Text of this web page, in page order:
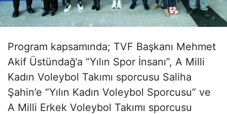
Program kapsamında; TVF Başkanı Mehmet
Akif Üstündağ’a “Yılın Spor İnsanı”, A Milli
Kadın Voleybol Takımı sporcusu Saliha
Şahin’e “Yılın Kadın Voleybol Sporcusu” ve
A Milli Erkek Voleybol Takımı sporcusu